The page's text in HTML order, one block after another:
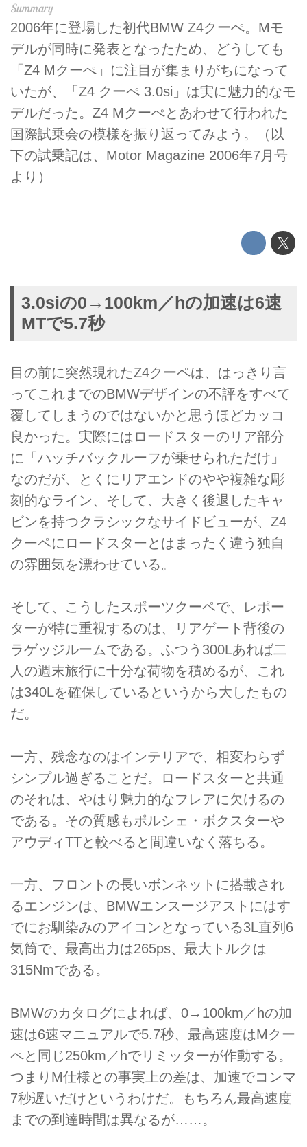
2006年に登場した初代BMW Z4クーぺ。Mモ
デルが同時に発表となったため、どうしても
「Z4 Mクーぺ」に注目が集まりがちになって
いたが、「Z4 クーぺ 3.0si」は実に魅力的なモ
デルだった。Z4 Mクーぺとあわせて行われた
国際試乗会の模様を振り返ってみよう。（以
下の試乗記は、Motor Magazine 2006年7月号
より）
3.0siの0→100km／hの加速は6速
MTで5.7秒
目の前に突然現れたZ4クーペは、はっきり言
ってこれまでのBMWデザインの不評をすべて
覆してしまうのではないかと思うほどカッコ
良かった。実際にはロードスターのリア部分
に「ハッチバックルーフが乗せられただけ」
なのだが、とくにリアエンドのやや複雑な彫
刻的なライン、そして、大きく後退したキャ
ビンを持つクラシックなサイドビューが、Z4
クーペにロードスターとはまったく違う独自
の雰囲気を漂わせている。
そして、こうしたスポーツクーペで、レポー
ターが特に重視するのは、リアゲート背後の
ラゲッジルームである。ふつう300Lあれば二
人の週末旅行に十分な荷物を積めるが、これ
は340Lを確保しているというから大したもの
だ。
一方、残念なのはインテリアで、相変わらず
シンプル過ぎることだ。ロードスターと共通
のそれは、やはり魅力的なフレアに欠けるの
である。その質感もポルシェ・ボクスターや
アウディTTと較べると間違いなく落ちる。
一方、フロントの長いボンネットに搭載され
るエンジンは、BMWエンスージアストにはす
でにお馴染みのアイコンとなっている3L直列6
気筒で、最高出力は265ps、最大トルクは
315Nmである。
BMWのカタログによれば、0→100km／hの加
速は6速マニュアルで5.7秒、最高速度はMクー
ペと同じ250km／hでリミッターが作動する。
つまりM仕様との事実上の差は、加速でコンマ
7秒遅いだけというわけだ。もちろん最高速度
までの到達時間は異なるが……。